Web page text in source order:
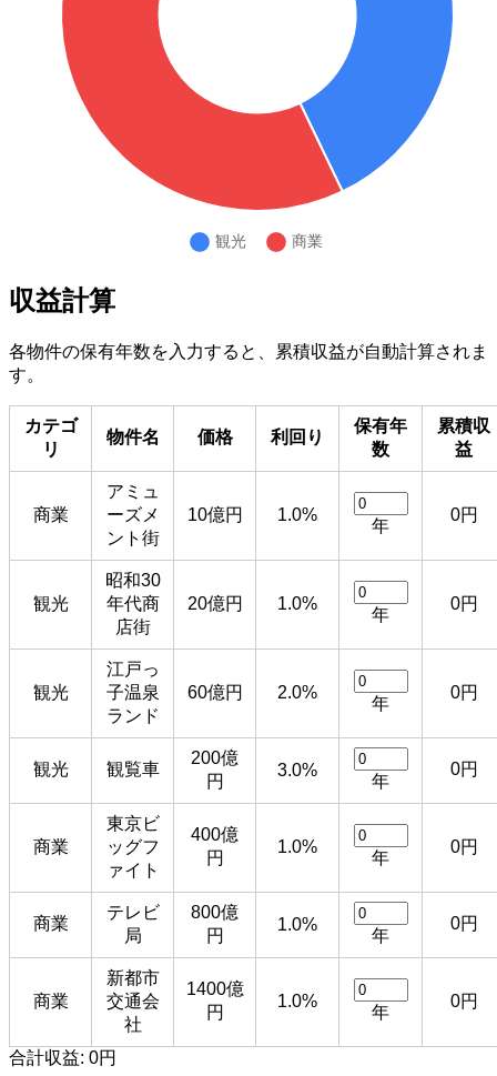
収益計算
各物件の保有年数を入力すると、累積収益が自動計算されま
す。
カテゴ
リ
物件名 価格 利回り
保有年
数
累積収
益
商業
アミュ
ーズメ
ント街
10億円 1.0%
年
0円
観光
昭和30
年代商
店街
20億円 1.0%
年
0円
観光
江戸っ
子温泉
ランド
60億円 2.0%
年
0円
観光 観覧車
200億
円
3.0%
年
0円
商業
東京ビ
ッグフ
ァイト
400億
円
1.0%
年
0円
商業
テレビ
局
800億
円
1.0%
年
0円
商業
新都市
交通会
社
1400億
円
1.0%
年
0円
合計収益: 0円